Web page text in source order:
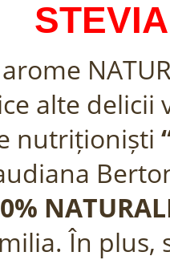
alte delicii
nutriționiști
În plus,